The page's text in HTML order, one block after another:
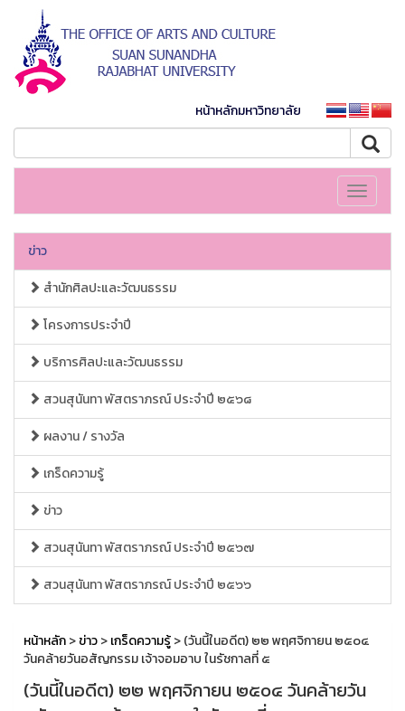
หน้าหลักมหาวิทยาลัย
Toggle
ข่าว
สำนักศิลปะและวัฒนธรรม
โครงการประจำปี
บริการศิลปะและวัฒนธรรม
สวนสุนันทา พัสตราภรณ์ ประจำปี ๒๕๖๘
ผลงาน / รางวัล
เกร็ดความรู้
ข่าว
สวนสุนันทา พัสตราภรณ์ ประจำปี ๒๕๖๗
สวนสุนันทา พัสตราภรณ์ ประจำปี ๒๕๖๖
หน้าหลัก>ข่าว>เกร็ดความรู้> (วันนี้ในอดีต) ๒๒ พฤศจิกายน ๒๕๐๔
วันคล้ายวันอสัญกรรม เจ้าจอมอาบ ในรัชกาลที่ ๕
(วันนี้ในอดีต) ๒๒ พฤศจิกายน ๒๕๐๔ วันคล้ายวัน